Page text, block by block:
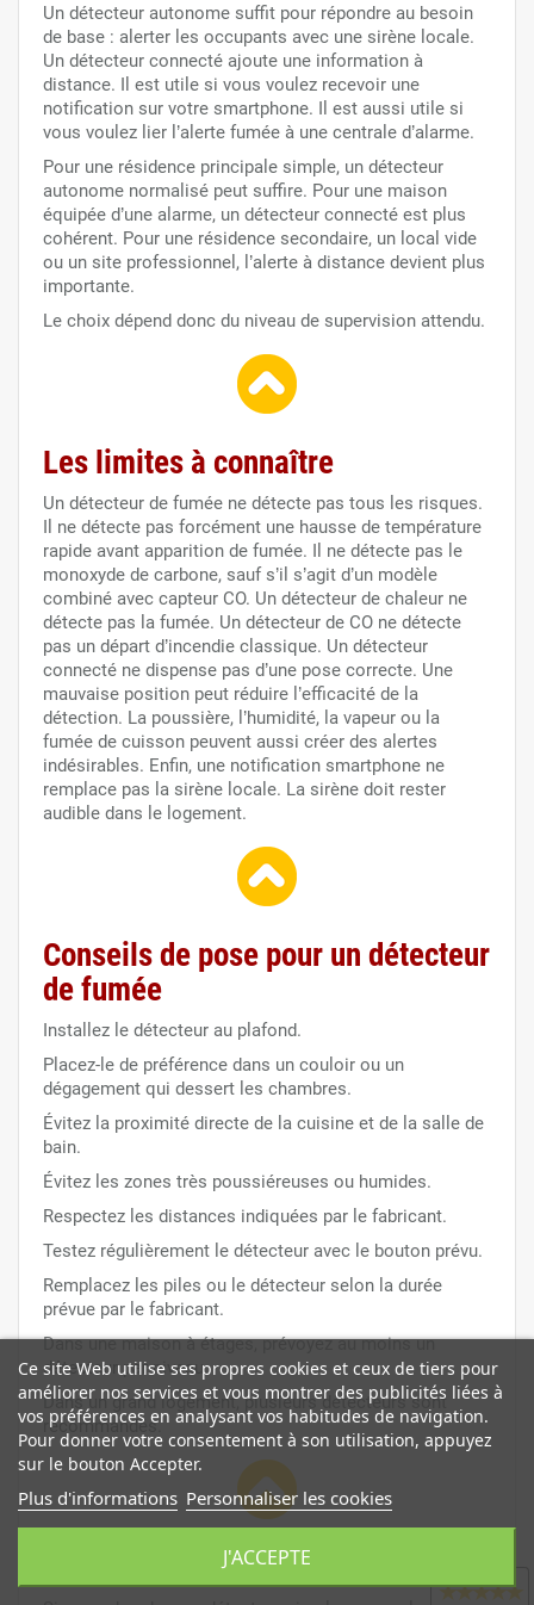
Un détecteur autonome suffit pour répondre au besoin
de base : alerter les occupants avec une sirène locale.
Un détecteur connecté ajoute une information à
distance. Il est utile si vous voulez recevoir une
notification sur votre smartphone. Il est aussi utile si
vous voulez lier l’alerte fumée à une centrale d’alarme.
Pour une résidence principale simple, un détecteur
autonome normalisé peut suffire. Pour une maison
équipée d’une alarme, un détecteur connecté est plus
cohérent. Pour une résidence secondaire, un local vide
ou un site professionnel, l’alerte à distance devient plus
importante.
Le choix dépend donc du niveau de supervision attendu.
Les limites à connaître
Un détecteur de fumée ne détecte pas tous les risques.
Il ne détecte pas forcément une hausse de température
rapide avant apparition de fumée. Il ne détecte pas le
monoxyde de carbone, sauf s’il s’agit d’un modèle
combiné avec capteur CO. Un détecteur de chaleur ne
détecte pas la fumée. Un détecteur de CO ne détecte
pas un départ d’incendie classique. Un détecteur
connecté ne dispense pas d’une pose correcte. Une
mauvaise position peut réduire l’efficacité de la
détection. La poussière, l’humidité, la vapeur ou la
fumée de cuisson peuvent aussi créer des alertes
indésirables. Enfin, une notification smartphone ne
remplace pas la sirène locale. La sirène doit rester
audible dans le logement.
Conseils de pose pour un détecteur
de fumée
Installez le détecteur au plafond.
Placez-le de préférence dans un couloir ou un
dégagement qui dessert les chambres.
Évitez la proximité directe de la cuisine et de la salle de
bain.
Évitez les zones très poussiéreuses ou humides.
Respectez les distances indiquées par le fabricant.
Testez régulièrement le détecteur avec le bouton prévu.
Remplacez les piles ou le détecteur selon la durée
prévue par le fabricant.
Dans une maison à étages, prévoyez au moins un
détecteur par niveau.
Dans un grand logement, plusieurs détecteurs sont
recommandés.
Quel détecteur choisir ?
★★★★★
Ce site Web utilise ses propres cookies et ceux de tiers pour
améliorer nos services et vous montrer des publicités liées à
vos préférences en analysant vos habitudes de navigation.
Pour donner votre consentement à son utilisation, appuyez
sur le bouton Accepter.
Plus d'informations Personnaliser les cookies
J'ACCEPTE